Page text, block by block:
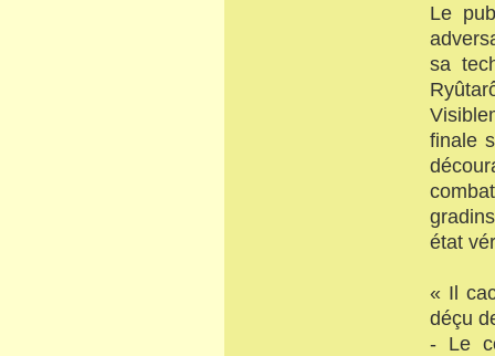
Le
sa
finale
état
« Il
déçu
- Le